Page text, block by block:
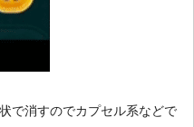
で消すのでカプセル系などで